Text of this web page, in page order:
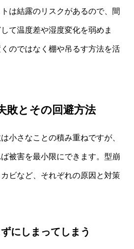
は結露のリスクがあるので、間
て温度差や湿度変化を弱めま
のではなく棚や吊るす方法を活
敗とその回避方法
小さなことの積み重ねですが、
被害を最小限にできます。型崩
ビなど、それぞれの原因と対策
にしまってしまう